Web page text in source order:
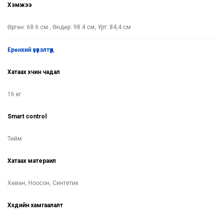
Хэмжээ
Өргөн: 68.6 см , Өндөр: 98.4 см, Урт: 84,4 см
ерөнхий үзүүлэлтүүд
Хатаах хүчин чадал
16 кг
Smart control
Тийм
Хатаах матераил
Хөвөн, Ноосон, Синтетик
Хүүхдийн хамгаалалт